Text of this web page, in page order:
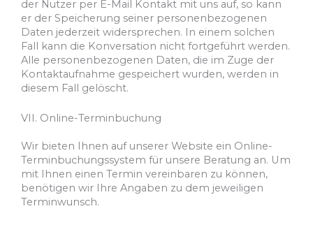
der Nutzer per E-Mail Kontakt mit uns auf, so kann
er der Speicherung seiner personenbezogenen
Daten jederzeit widersprechen. In einem solchen
Fall kann die Konversation nicht fortgeführt werden.
Alle personenbezogenen Daten, die im Zuge der
Kontaktaufnahme gespeichert wurden, werden in
diesem Fall gelöscht.
VII. Online-Terminbuchung
Wir bieten Ihnen auf unserer Website ein Online-
Terminbuchungssystem für unsere Beratung an. Um
mit Ihnen einen Termin vereinbaren zu können,
benötigen wir Ihre Angaben zu dem jeweiligen
Terminwunsch.